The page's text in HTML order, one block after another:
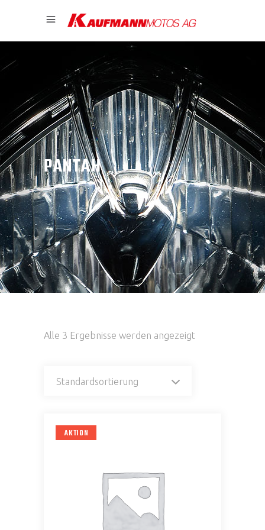
PANTAH
Alle 3 Ergebnisse werden angezeigt
Standardsortierung
AKTION